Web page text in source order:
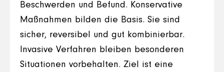
Beschwerden und Befund. Konservative
Maßnahmen bilden die Basis. Sie sind
sicher, reversibel und gut kombinierbar.
Invasive Verfahren bleiben besonderen
Situationen vorbehalten. Ziel ist eine